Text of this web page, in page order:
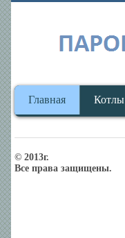
Главная Котлы
© 2013г.
Все права защищены.